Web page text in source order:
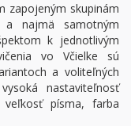
zapojeným skupinám
a najmä samotným
k jednotlivým
vo Včielke sú
a voliteľných
nastaviteľnosť
písma, farba